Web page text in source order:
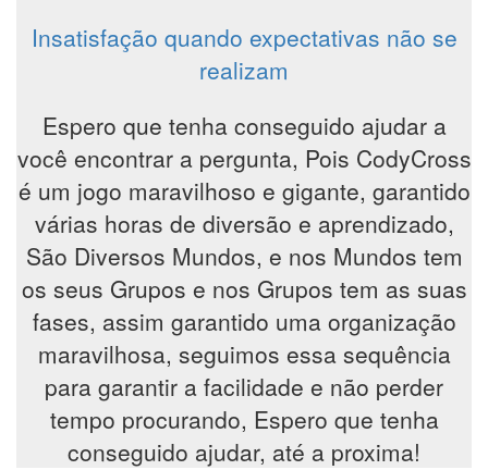
Insatisfação quando expectativas não se
realizam
Espero que tenha conseguido ajudar a
você encontrar a pergunta, Pois CodyCross
é um jogo maravilhoso e gigante, garantido
várias horas de diversão e aprendizado,
São Diversos Mundos, e nos Mundos tem
os seus Grupos e nos Grupos tem as suas
fases, assim garantido uma organização
maravilhosa, seguimos essa sequência
para garantir a facilidade e não perder
tempo procurando, Espero que tenha
conseguido ajudar, até a proxima!